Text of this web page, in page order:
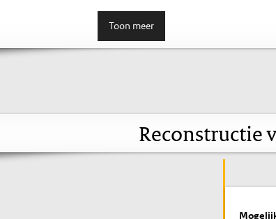
Toon meer
Reconstructie